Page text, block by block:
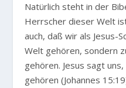
Natürlich steht in der
Herrscher dieser Welt
auch, daß wir als Jesus-
Welt gehören, sondern
gehören. Jesus sagt
gehören (Johannes